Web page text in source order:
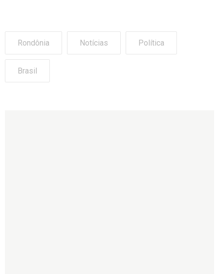
Rondônia Notícias Política
Brasil